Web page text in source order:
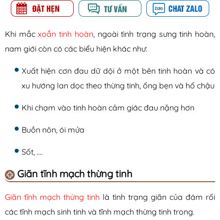
Khi mắcxoắn tinh hoàn, ngoài tình trạng sưng tinh hoàn,
nam giới còn có các biểu hiện khác như:
Xuất hiện cơn đau dữ dội ở một bên tinh hoàn và có
xu hướng lan dọc theo thừng tinh, ống bẹn và hố chậu
Khi chạm vào tinh hoàn cảm giác đau nặng hơn
Buồn nôn, ói mửa
Sốt, ….
Giãn tĩnh mạch thừng tinh
Giãn tĩnh mạch thừng tinh là tình trạng giãn của đám rối
các tĩnh mạch sinh tinh và tĩnh mạch thừng tinh trong.